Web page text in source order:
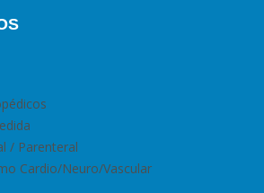
/ Parenteral
Cardio/Neuro/Vascular